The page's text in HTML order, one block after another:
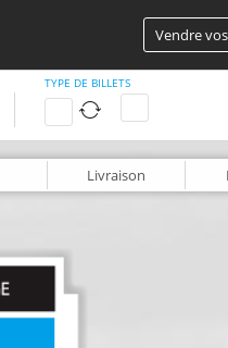
Vendre
TYPE DE BILLETS
Livraison